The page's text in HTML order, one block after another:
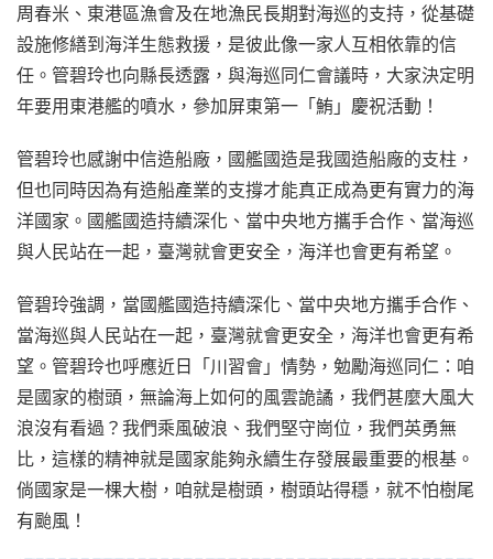
周春米、東港區漁會及在地漁民長期對海巡的支持，從基礎
設施修繕到海洋生態救援，是彼此像一家人互相依靠的信
任。管碧玲也向縣長透露，與海巡同仁會議時，大家決定明
年要用東港艦的噴水，參加屏東第一「鮪」慶祝活動！
管碧玲也感謝中信造船廠，國艦國造是我國造船廠的支柱，
但也同時因為有造船產業的支撐才能真正成為更有實力的海
洋國家。國艦國造持續深化、當中央地方攜手合作、當海巡
與人民站在一起，臺灣就會更安全，海洋也會更有希望。
管碧玲強調，當國艦國造持續深化、當中央地方攜手合作、
當海巡與人民站在一起，臺灣就會更安全，海洋也會更有希
望。管碧玲也呼應近日「川習會」情勢，勉勵海巡同仁：咱
是國家的樹頭，無論海上如何的風雲詭譎，我們甚麼大風大
浪沒有看過？我們乘風破浪、我們堅守崗位，我們英勇無
比，這樣的精神就是國家能夠永續生存發展最重要的根基。
倘國家是一棵大樹，咱就是樹頭，樹頭站得穩，就不怕樹尾
有颱風！